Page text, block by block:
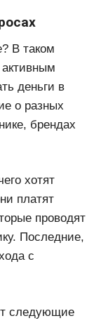
В таком
активным
деньги в
о разных
брендах
хотят
платят
проводят
Последние,
с
следующие